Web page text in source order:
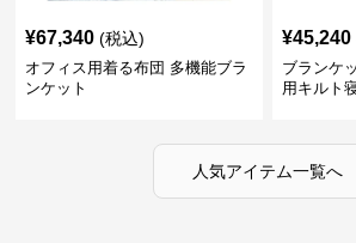
¥67,340 (税込)
オフィス用着る布団 多機能ブラ
ンケット
¥45,240
ブランケ
用キルト
人気アイテム一覧へ